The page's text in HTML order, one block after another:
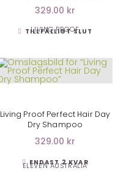
329.00 kr
TILLFÄLLIGT SLUT
LIVING PROOF
Living Proof Perfect Hair Day
Dry Shampoo
329.00 kr
ENDAST 2 KVAR
ELEVEN AUSTRALIA